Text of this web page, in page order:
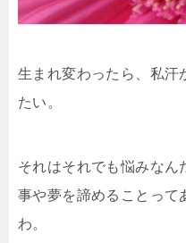
生まれ変わったら、私汗
たい。
それはそれでも悩みなん
事や夢を諦めることって
わ。